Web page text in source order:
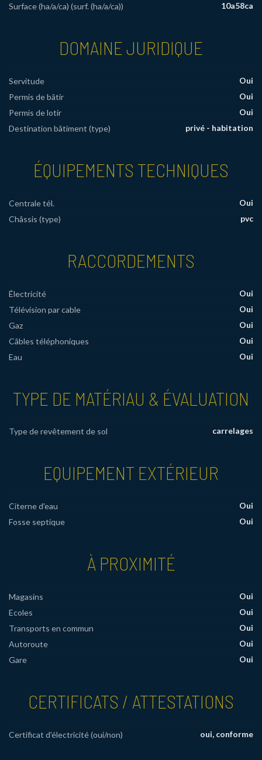
Surface (ha/a/ca) (surf. (ha/a/ca))
10a58ca
DOMAINE JURIDIQUE
Servitude
Oui
Permis de bâtir
Oui
Permis de lotir
Oui
Destination bâtiment (type)
privé - habitation
ÉQUIPEMENTS TECHNIQUES
Centrale tél.
Oui
Châssis (type)
pvc
RACCORDEMENTS
Électricité
Oui
Télévision par cable
Oui
Gaz
Oui
Câbles téléphoniques
Oui
Eau
Oui
TYPE DE MATÉRIAU & ÉVALUATION
Type de revêtement de sol carrelages
EQUIPEMENT EXTÉRIEUR
Citerne d'eau
Oui
Fosse septique
Oui
À PROXIMITÉ
Magasins
Oui
Ecoles
Oui
Transports en commun
Oui
Autoroute
Oui
Gare
Oui
CERTIFICATS / ATTESTATIONS
Certificat d'électricité (oui/non) oui, conforme